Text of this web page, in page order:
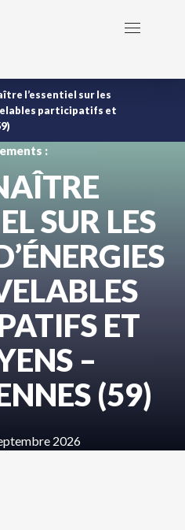
l’essentiel sur les
participatifs et
:
SUR LES
ET
–
(59)
2026